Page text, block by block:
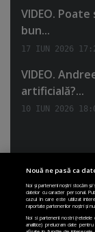
VIDEO.
bun...
17 IUN 2026
VIDEO.
artificială?...
10 IUN 2026
PRIMA PAGINĂ
POLITICA DE
Nouă ne pasă ca
Noi și partenerii noștri stocăm
datelor cu caracter personal.
cazul în care este utilizat
raportate partenerilor noștri și
Noi si partenerii nostri
analitice) prelucram date